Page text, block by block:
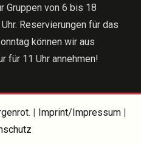
Gruppen von 6 bis 18
Reservierungen für das
können wir aus
für 11 Uhr annehmen!
. | Imprint/Impressum|